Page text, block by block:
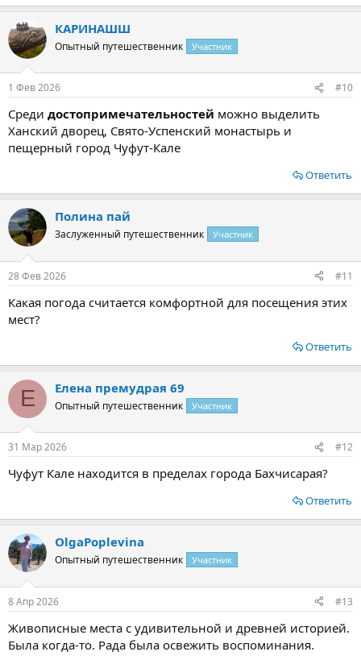
КАРИНАШШ
Опытный путешественник Участник
1 Фев 2026 #10
Среди достопримечательностей можно выделить
Ханский дворец, Свято-Успенский монастырь и
пещерный город Чуфут-Кале
Ответить
Полина пай
Заслуженный путешественник Участник
28 Фев 2026 #11
Какая погода считается комфортной для посещения этих
мест?
Ответить
Е Елена премудрая 69
Опытный путешественник Участник
31 Мар 2026 #12
Чуфут Кале находится в пределах города Бахчисарая?
Ответить
OlgaPoplevina
Опытный путешественник Участник
8 Апр 2026 #13
Живописные места с удивительной и древней историей.
Была когда-то. Рада была освежить воспоминания.